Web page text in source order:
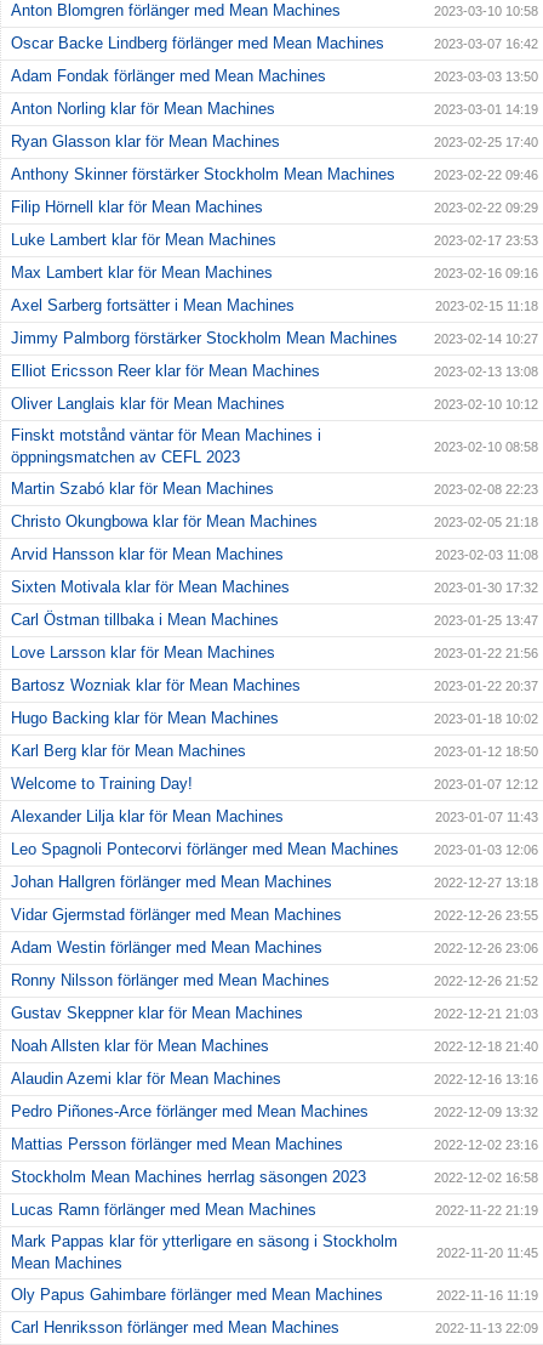
Anton Blomgren förlänger med Mean Machines 2023-03-10 10:58
Oscar Backe Lindberg förlänger med Mean Machines 2023-03-07 16:42
Adam Fondak förlänger med Mean Machines 2023-03-03 13:50
Anton Norling klar för Mean Machines 2023-03-01 14:19
Ryan Glasson klar för Mean Machines 2023-02-25 17:40
Anthony Skinner förstärker Stockholm Mean Machines 2023-02-22 09:46
Filip Hörnell klar för Mean Machines 2023-02-22 09:29
Luke Lambert klar för Mean Machines 2023-02-17 23:53
Max Lambert klar för Mean Machines 2023-02-16 09:16
Axel Sarberg fortsätter i Mean Machines 2023-02-15 11:18
Jimmy Palmborg förstärker Stockholm Mean Machines 2023-02-14 10:27
Elliot Ericsson Reer klar för Mean Machines 2023-02-13 13:08
Oliver Langlais klar för Mean Machines 2023-02-10 10:12
Finskt motstånd väntar för Mean Machines i
öppningsmatchen av CEFL 2023
2023-02-10 08:58
Martin Szabó klar för Mean Machines 2023-02-08 22:23
Christo Okungbowa klar för Mean Machines 2023-02-05 21:18
Arvid Hansson klar för Mean Machines 2023-02-03 11:08
Sixten Motivala klar för Mean Machines 2023-01-30 17:32
Carl Östman tillbaka i Mean Machines 2023-01-25 13:47
Love Larsson klar för Mean Machines 2023-01-22 21:56
Bartosz Wozniak klar för Mean Machines 2023-01-22 20:37
Hugo Backing klar för Mean Machines 2023-01-18 10:02
Karl Berg klar för Mean Machines 2023-01-12 18:50
Welcome to Training Day! 2023-01-07 12:12
Alexander Lilja klar för Mean Machines 2023-01-07 11:43
Leo Spagnoli Pontecorvi förlänger med Mean Machines 2023-01-03 12:06
Johan Hallgren förlänger med Mean Machines 2022-12-27 13:18
Vidar Gjermstad förlänger med Mean Machines 2022-12-26 23:55
Adam Westin förlänger med Mean Machines 2022-12-26 23:06
Ronny Nilsson förlänger med Mean Machines 2022-12-26 21:52
Gustav Skeppner klar för Mean Machines 2022-12-21 21:03
Noah Allsten klar för Mean Machines 2022-12-18 21:40
Alaudin Azemi klar för Mean Machines 2022-12-16 13:16
Pedro Piñones-Arce förlänger med Mean Machines 2022-12-09 13:32
Mattias Persson förlänger med Mean Machines 2022-12-02 23:16
Stockholm Mean Machines herrlag säsongen 2023 2022-12-02 16:58
Lucas Ramn förlänger med Mean Machines 2022-11-22 21:19
Mark Pappas klar för ytterligare en säsong i Stockholm
Mean Machines
2022-11-20 11:45
Oly Papus Gahimbare förlänger med Mean Machines 2022-11-16 11:19
Carl Henriksson förlänger med Mean Machines 2022-11-13 22:09